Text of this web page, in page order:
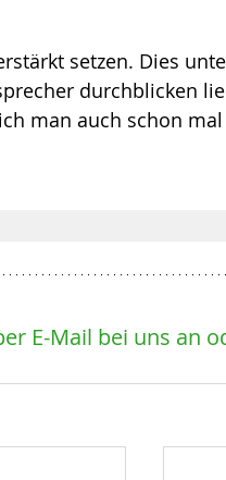
setzen. Dies
durchblicken
man auch schon
E-Mail bei uns an